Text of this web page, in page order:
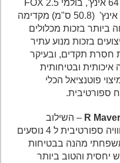
בהספק 120 כ"ס, שלדה ברוחב 64 אינץ', בולמי FOX 2.5
Podium QS3 ומהלך מתלה 20 אינץ' (50.8 ס"מ) מקדימה
בזכות מכלולים
בזכות מנוע עתיר
תקדים, ובעיקר
ובטיחותית
פוטנציאל הכלי
R – השילוב
האולטימטיבי לאלו שמחפשים חוויה ספורטיבית ל 4 נוסעים
מהנה בבטיחות
והטוב ביותר